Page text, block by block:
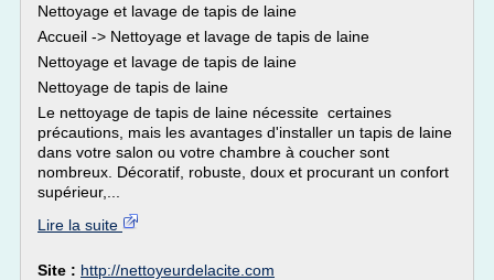
Nettoyage et lavage de tapis de laine
Accueil -> Nettoyage et lavage de tapis de laine
Nettoyage et lavage de tapis de laine
Nettoyage de tapis de laine
Le nettoyage de tapis de laine nécessite certaines
précautions, mais les avantages d'installer un tapis de laine
dans votre salon ou votre chambre à coucher sont
nombreux. Décoratif, robuste, doux et procurant un confort
supérieur,...
Lire la suite
Site : http://nettoyeurdelacite.com